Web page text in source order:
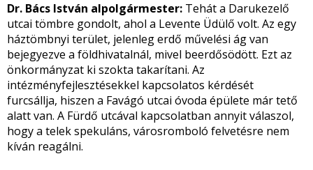
Dr. Bács István alpolgármester: Tehát a Darukezelő
utcai tömbre gondolt, ahol a Levente Üdülő volt. Az egy
háztömbnyi terület, jelenleg erdő művelési ág van
bejegyezve a földhivatalnál, mivel beerdősödött. Ezt az
önkormányzat ki szokta takarítani. Az
intézményfejlesztésekkel kapcsolatos kérdését
furcsállja, hiszen a Favágó utcai óvoda épülete már tető
alatt van. A Fürdő utcával kapcsolatban annyit válaszol,
hogy a telek spekuláns, városromboló felvetésre nem
kíván reagálni.